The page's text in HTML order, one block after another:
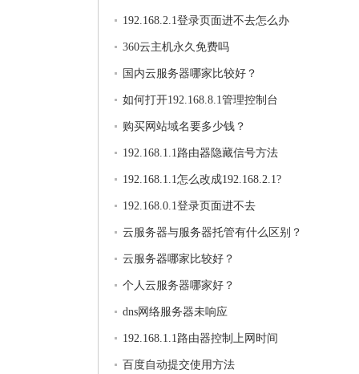
192.168.2.1登录页面进不去怎么办
360云主机永久免费吗
国内云服务器哪家比较好？
如何打开192.168.8.1管理控制台
购买网站域名要多少钱？
192.168.1.1路由器隐藏信号方法
192.168.1.1怎么改成192.168.2.1?
192.168.0.1登录页面进不去
云服务器与服务器托管有什么区别？
云服务器哪家比较好？
个人云服务器哪家好？
dns网络服务器未响应
192.168.1.1路由器控制上网时间
百度自动提交使用方法